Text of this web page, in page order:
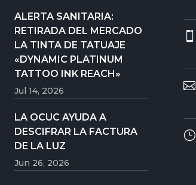
ALERTA SANITARIA:
RETIRADA DEL MERCADO
LA TINTA DE TATUAJE
«DYNAMIC PLATINUM
TATTOO INK REACH»
Jul 14, 2026
LA OCUC AYUDA A
DESCIFRAR LA FACTURA
DE LA LUZ
Jun 26, 2026


}